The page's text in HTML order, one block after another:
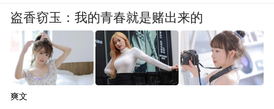
盗香窃玉：我的青春就是赌出来的
爽文